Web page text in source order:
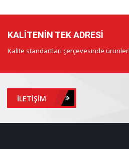
KALITENIN TEK ADRESI
Kalite standartları çerçevesinde
İLETIŞIM